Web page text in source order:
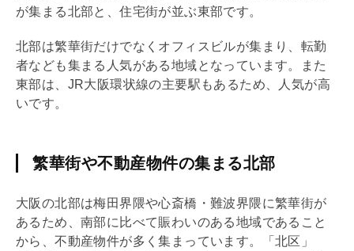
が集まる北部と、住宅街が並ぶ東部です。
北部は繁華街だけでなくオフィスビルが集まり、転勤
者なども集まる人気がある地域となっています。また
東部は、JR大阪環状線の主要駅もあるため、人気が高
いです。
繁華街や不動産物件の集まる北部
大阪の北部は梅田界隈や心斎橋・難波界隈に繁華街が
あるため、南部に比べて賑わいのある地域であること
から、不動産物件が多く集まっています。「北区」